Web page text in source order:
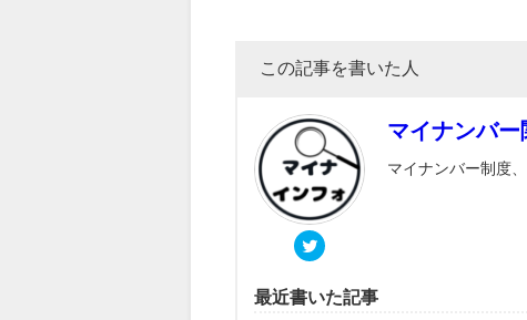
この記事を書いた人
マイナンバ
マイナンバー制度
最近書いた記事